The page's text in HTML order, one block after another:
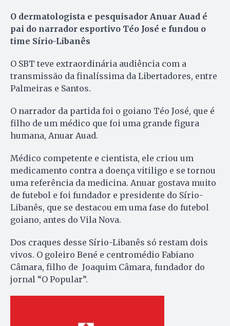
O dermatologista e pesquisador Anuar Auad é
pai do narrador esportivo Téo José e fundou o
time Sírio-Libanês
O SBT teve extraordinária audiência com a
transmissão da finalíssima da Libertadores, entre
Palmeiras e Santos.
O narrador da partida foi o goiano Téo José, que é
filho de um médico que foi uma grande figura
humana, Anuar Auad.
Médico competente e cientista, ele criou um
medicamento contra a doença vitiligo e se tornou
uma referência da medicina. Anuar gostava muito
de futebol e foi fundador e presidente do Sírio-
Libanês, que se destacou em uma fase do futebol
goiano, antes do Vila Nova.
Dos craques desse Sírio-Libanês só restam dois
vivos. O goleiro Bené e centromédio Fabiano
Câmara, filho de Joaquim Câmara, fundador do
jornal “O Popular”.